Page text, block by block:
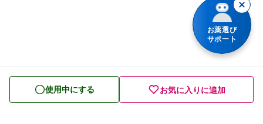
皮膚薬 使用中にする お気に入りに追加
お薬選び
サポート